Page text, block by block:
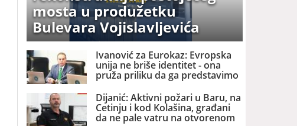
mosta u produžetku
Bulevara Vojislavljevića
Ivanović za Eurokaz: Evropska
unija ne briše identitet - ona
pruža priliku da ga predstavimo
Evropi i svijetu
Dijanić: Aktivni požari u Baru, na
Cetinju i kod Kolašina, građani
da ne pale vatru na otvorenom